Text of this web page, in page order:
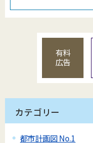
有料
広告
カテゴリー
都市計画図 No.1